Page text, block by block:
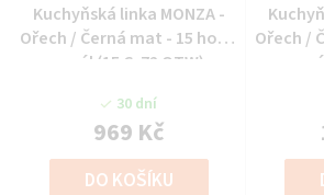
Kuchyňská linka MONZA -
Ořech / Černá mat - 15 horní
regál (15 G-72 OTW)
30 dní
969 Kč
DO KOŠÍKU
Ořech /